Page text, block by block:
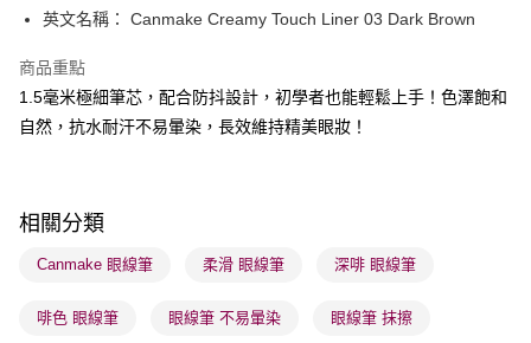
BoC Pay
送貨方式
順豐自助櫃 - 確認發貨後1-3個工作天送達
每筆HK$65.00，滿HK$300.00或以上免運費
每筆HK$65.00，滿HK$300.00或以上免運費
確認發貨後1-3 工作天送達，訂單將隨機分配至SF順豐速運或京東
每筆HK$65.00，滿HK$300.00或以上免運費
英文名稱： Canmake Creamy Touch Liner 03 Dark Brown
商品重點
1.5毫米極細筆芯，配合防抖設計，初學者也能輕鬆上手！色澤飽和
自然，抗水耐汗不易暈染，長效維持精美眼妝！
相關分類
Canmake 眼線筆 柔滑 眼線筆 深啡 眼線筆
啡色 眼線筆 眼線筆 不易暈染 眼線筆 抹擦